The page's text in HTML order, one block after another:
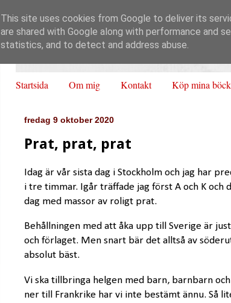
Startsida Om mig Kontakt Köp mina
fredag 9 oktober 2020
Prat, prat, prat
Idag är vår sista dag i Stockholm och jag har
i tre timmar. Igår träffade jag först A och K
dag med massor av roligt prat.
Behållningen med att åka upp till Sverige är
och förlaget. Men snart bär det alltså av
absolut bäst.
Vi ska tillbringa helgen med barn, barnbarn
ner till Frankrike har vi inte bestämt ännu. Så
This site uses cookies from Google to deliver its
are shared with Google along with performance and
statistics, and to detect and address abuse.